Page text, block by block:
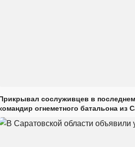
сослуживцев в
огнеметного батальона из